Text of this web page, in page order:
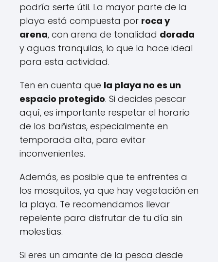
podría serte útil. La mayor parte de la
playa está compuesta por roca y
arena, con arena de tonalidad dorada
y aguas tranquilas, lo que la hace ideal
para esta actividad.
Ten en cuenta que la playa no es un
espacio protegido. Si decides pescar
aquí, es importante respetar el horario
de los bañistas, especialmente en
temporada alta, para evitar
inconvenientes.
Además, es posible que te enfrentes a
los mosquitos, ya que hay vegetación en
la playa. Te recomendamos llevar
repelente para disfrutar de tu día sin
molestias.
Si eres un amante de la pesca desde